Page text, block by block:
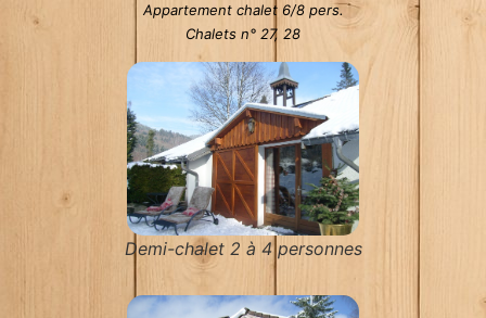
Appartement chalet 6/8 pers.
Chalets n° 27, 28
Demi-chalet 2 à 4 personnes